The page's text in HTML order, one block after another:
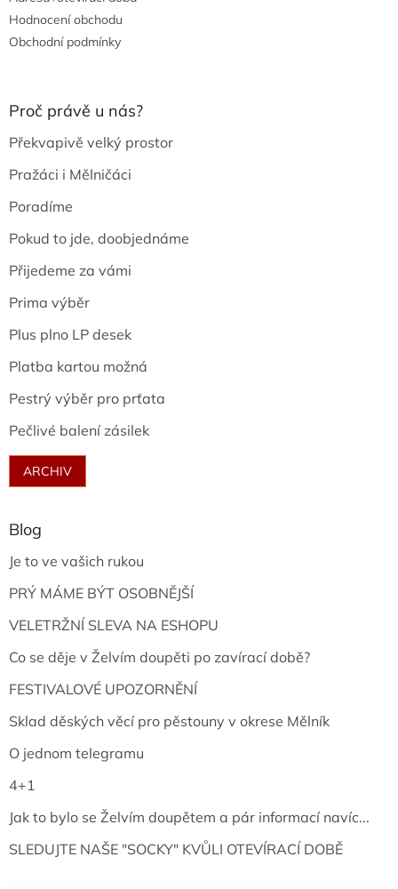
Hodnocení obchodu
Obchodní podmínky
Proč právě u nás?
Překvapivě velký prostor
Pražáci i Mělničáci
Poradíme
Pokud to jde, doobjednáme
Přijedeme za vámi
Prima výběr
Plus plno LP desek
Platba kartou možná
Pestrý výběr pro prťata
Pečlivé balení zásilek
ARCHIV
Blog
Je to ve vašich rukou
PRÝ MÁME BÝT OSOBNĚJŠÍ
VELETRŽNÍ SLEVA NA ESHOPU
Co se děje v Želvím doupěti po zavírací době?
FESTIVALOVÉ UPOZORNĚNÍ
Sklad děských věcí pro pěstouny v okrese Mělník
O jednom telegramu
4+1
Jak to bylo se Želvím doupětem a pár informací navíc...
SLEDUJTE NAŠE "SOCKY" KVŮLI OTEVÍRACÍ DOBĚ